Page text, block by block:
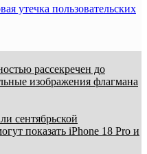
утечка пользовательских
рассекречен до
изображения флагмана
сентябрьской
показать iPhone 18 Pro и